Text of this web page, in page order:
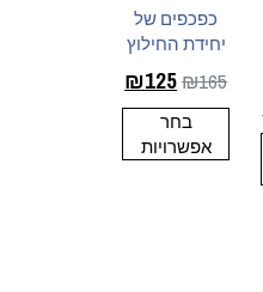
כפכפים של
יחידת החילוץ
₪165
₪125
בחר
אפשרויות